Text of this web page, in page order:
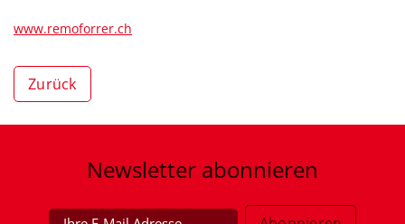
www.remoforrer.ch
Zurück
Newsletter abonnieren